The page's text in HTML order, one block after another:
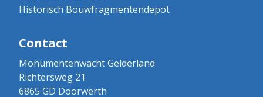
Historisch Bouwfragmentendepot
Contact
Monumentenwacht Gelderland
Richtersweg 21
6865 GD Doorwerth